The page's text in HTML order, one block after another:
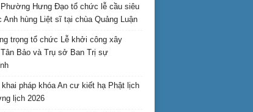
Phường Hưng Đạo tổ chức lễ cầu siêu
Anh hùng Liệt sĩ tại chùa Quảng Luận
trọng tổ chức Lễ khởi công xây
Bảo và Trụ sở Ban Trị sự
khai pháp khóa An cư kiết hạ Phật lịch
lịch 2026